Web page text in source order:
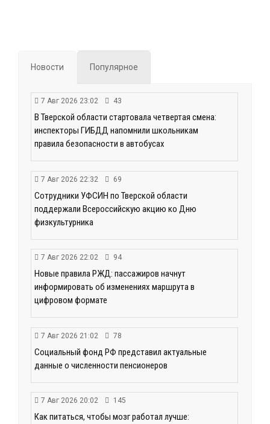
Новости Популярное
7 Авг 2026 23:02 43
В Тверской области стартовала четвертая смена:
инспекторы ГИБДД напомнили школьникам
правила безопасности в автобусах
7 Авг 2026 22:32 69
Сотрудники УФСИН по Тверской области
поддержали Всероссийскую акцию ко Дню
физкультурника
7 Авг 2026 22:02 94
Новые правила РЖД: пассажиров начнут
информировать об изменениях маршрута в
цифровом формате
7 Авг 2026 21:02 78
Социальный фонд РФ представил актуальные
данные о численности пенсионеров
7 Авг 2026 20:02 145
Как питаться, чтобы мозг работал лучше: